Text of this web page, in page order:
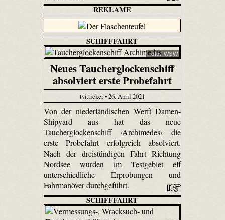
REKLAME
SCHIFFFAHRT
Foto: WSW
Neues Taucherglockenschiff
absolviert erste Probefahrt
tvi.ticker • 26. April 2021
Von der niederländischen Werft Damen-
Shipyard aus hat das neue
Taucherglockenschiff ›Archimedes‹ die
erste Probefahrt erfolgreich absolviert.
Nach der dreistündigen Fahrt Richtung
Nordsee wurden im Testgebiet elf
unterschiedliche Erprobungen und
Fahrmanöver durchgeführt.
SCHIFFFAHRT